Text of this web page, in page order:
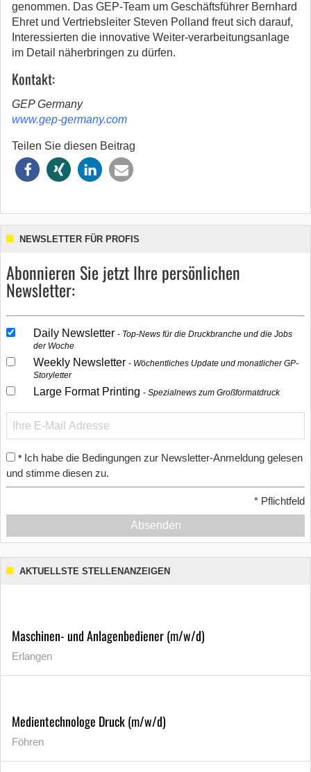
genommen. Das GEP-Team um Geschäftsführer Bernhard
Ehret und Vertriebsleiter Steven Polland freut sich darauf,
Interessierten die innovative Weiter-verarbeitungsanlage
im Detail näherbringen zu dürfen.
Kontakt:
GEP Germany
www.gep-germany.com
Teilen Sie diesen Beitrag
NEWSLETTER FÜR PROFIS
Abonnieren Sie jetzt Ihre persönlichen
Newsletter:
Daily Newsletter
Top-News für die Druckbranche und die Jobs
der Woche
Weekly Newsletter
Wöchentliches Update und monatlicher GP-
Storyletter
Large Format Printing Spezialnews zum Großformatdruck
* Ich habe die Bedingungen zur Newsletter-Anmeldung gelesen
und stimme diesen zu.
* Pflichtfeld
Absenden
AKTUELLSTE STELLENANZEIGEN
Maschinen- und Anlagenbediener (m/w/d)
Erlangen
Medientechnologe Druck (m/w/d)
Föhren